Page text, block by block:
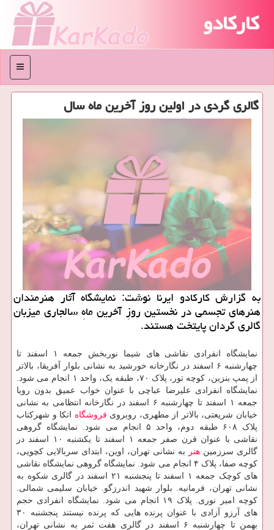
کارکادو
منو
گالری گردی در اولین روز آخرین ماه سال
به گزارش کارکادو ایرنا نوشت: نمایشگاه آثار هنرمندان
هنرهای تجسمی در نخستین روزِ آخرین ماهِ سالجاری میزبان
گالری گردان پایتخت هستند.
نمایشگاه انفرادی نقاشی های شیما نوربخش جمعه ۱ اسفند تا
چهارشنبه ۶ اسفند در نگارخانه خورشید به نشانی بلوار آفریقا، بالاتر
از پمپ بنزین، کوچه تور، پلاک ۷۰، طبقه یک، واحد ۱ انجام می شود.
نمایشگاه انفرادی علیرضا عباچی با عنوان خواب عمیق بدون رویا
جمعه ۱ اسفند تا چهارشنبه ۶ اسفند در نگارخانه انتظامی به نشانی
خیابان شریعتی، بالاتر از مطهری، روبروی فروشگاه اتکا و شهرکتاب
پلاک ۶۰۸ طبقه دوم، واحد ۵ انجام می شود. نمایشگاه گروهی
نقاشی با عنوان قرن صفر جمعه ۱ اسفند تا یکشنبه ۱۰ اسفند در
گالری سرزمین هنر
به نشانی تهران، اوین، ابتدای سربالایی کچویی،
کوچه صفا، پلاک ۴ انجام می شود. نمایشگاه گروهی نمایشگاه نقاشی
های کوچک جمعه ۱ اسفند تا پنجشنبه ۲۱ اسفند در گالری شکوه به
نشانی تهران، فرمانیه. بلوار شهید اندرزگو. خیابان سلیمی شمالی.
کوچه امیر نوری. پلاک ۱۹ انجام می شود. نمایشگاه انفرادی حجم
های آرزو‍ آزادی با عنوان پرنده هایی که پرنده نیستند پنجشنبه ۳۰
بهمن تا چهارشنبه ۶ اسفند در گالری هفت ثمر به نشانی تهران،